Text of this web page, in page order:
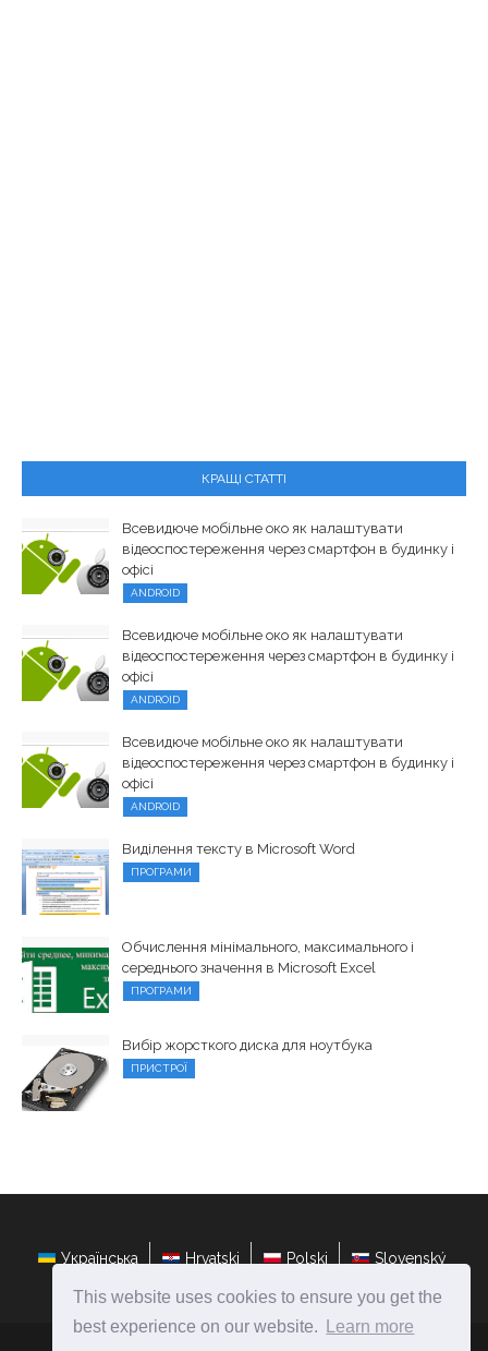
This website uses cookies to ensure you get the
best experience on our website.
Learn more
КРАЩІ СТАТТІ
Всевидюче мобільне око як налаштувати
відеоспостереження через смартфон в будинку і
офісі
ANDROID
Всевидюче мобільне око як налаштувати
відеоспостереження через смартфон в будинку і
офісі
ANDROID
Всевидюче мобільне око як налаштувати
відеоспостереження через смартфон в будинку і
офісі
ANDROID
Виділення тексту в Microsoft Word
ПРОГРАМИ
Обчислення мінімального, максимального і
середнього значення в Microsoft Excel
ПРОГРАМИ
Вибір жорсткого диска для ноутбука
ПРИСТРОЇ
Українська Hrvatski Polski Slovenský